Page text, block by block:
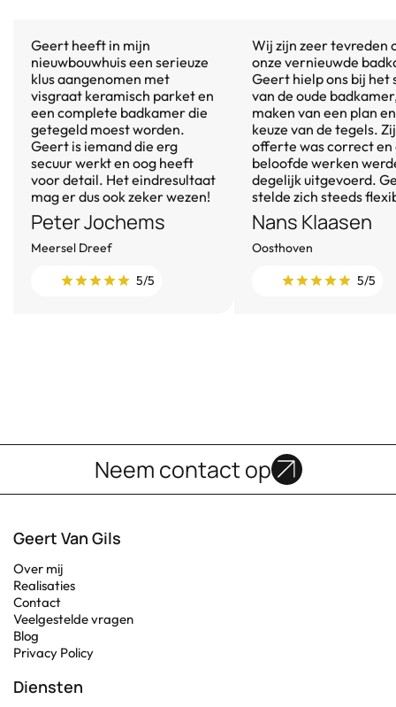
Geert heeft in mijn
nieuwbouwhuis een serieuze
klus aangenomen met
visgraat keramisch parket en
een complete badkamer die
getegeld moest worden.
Geert is iemand die erg
secuur werkt en oog heeft
voor detail. Het eindresultaat
mag er dus ook zeker wezen!
Peter Jochems
Meersel Dreef
5/5
Wij zijn zeer tevreden
onze vernieuwde
Geert hielp ons bij het
van de oude
maken van een plan
keuze van de tegels.
offerte was correct en
beloofde werken
degelijk uitgevoerd.
stelde zich steeds
Nans Klaasen
Oosthoven
5/5
Neem contact op
Geert Van Gils
Over mij
Realisaties
Contact
Veelgestelde vragen
Blog
Privacy Policy
Diensten